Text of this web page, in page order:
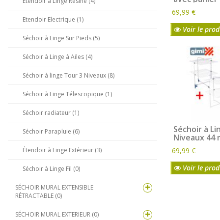
pour cintres
séchoir 4
Silver - L.70
69,99 €
Voir le
Séchoir à
Niveaux 44
d'étendage
2 - Séchoir
Niveaux 44
Poser au
69,99 €
Voir le
Etendoir Electrique (1)
Séchoir à Linge Sur Pieds (5)
Séchoir à Linge à Ailes (4)
Séchoir à linge Tour 3 Niveaux (8)
Séchoir à Linge Télescopique (1)
Séchoir radiateur (1)
Séchoir Parapluie (6)
Étendoir à Linge Extérieur (3)
Séchoir à Linge Fil (0)
SÉCHOIR MURAL EXTENSIBLE
RÉTRACTABLE (0)
SÉCHOIR MURAL EXTERIEUR (0)